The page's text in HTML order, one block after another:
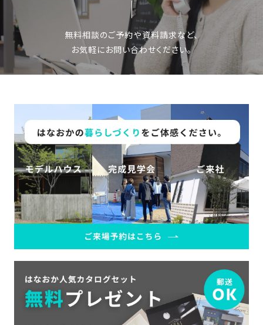
無料相談のご予約や資料請求など、
お気軽にお問い合わせください。